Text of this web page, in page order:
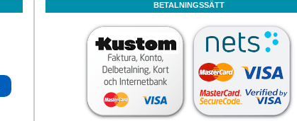
BETALNINGSSÄTT